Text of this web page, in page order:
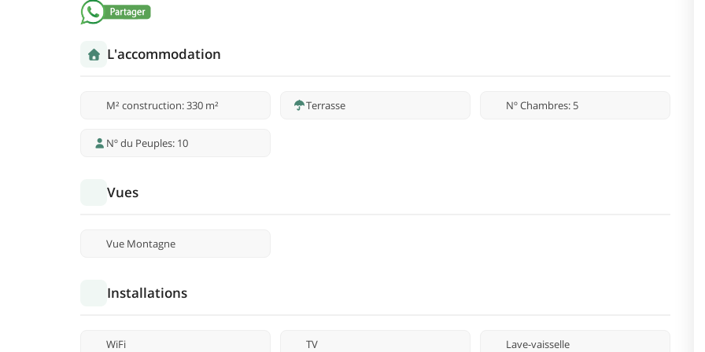
L'accommodation
M² construction: 330 m² Terrasse Nº Chambres: 5
Nº du Peuples: 10
Vues
Vue Montagne
Installations
WiFi TV Lave-vaisselle